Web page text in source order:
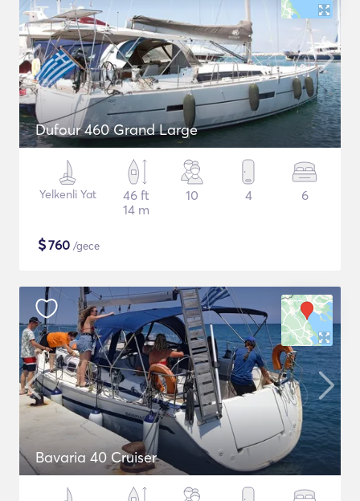
Dufour 460 Grand Large
Yelkenli Yat
46 ft
14 m
10 4 6
$760 /gece
Bavaria 40 Cruiser